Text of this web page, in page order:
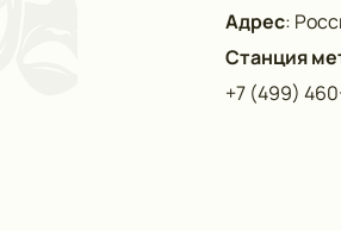
Адрес:
Станция
+7 (499)